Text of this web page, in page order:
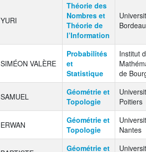
YURI
Théorie des
Nombres et
Théorie de
l’Information
SIMÉON VALÈRE
Probabilités
et
Statistique
Institut
de
SAMUEL
Géométrie et
Topologie
Poitiers
ERWAN
Géométrie et
Topologie
Nantes
Géométrie et